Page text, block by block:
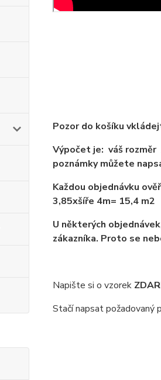
Pozor do košíku
Výpočet je: váš
poznámky můžete
Každou objednávku
3,85xšíře 4m= 15,4 m2
U některých
zákazníka. Proto se
Napište si o vzorek
Stačí napsat požadovaný